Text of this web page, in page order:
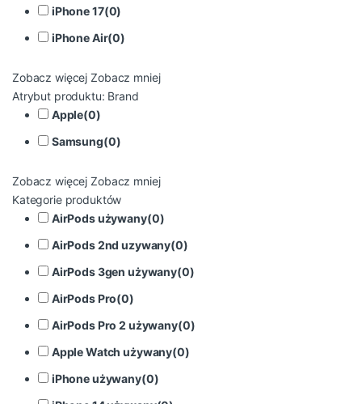
iPhone 17(0)
iPhone Air(0)
Zobacz więcej Zobacz mniej
Atrybut produktu: Brand
Apple(0)
Samsung(0)
Zobacz więcej Zobacz mniej
Kategorie produktów
AirPods używany(0)
AirPods 2nd uzywany(0)
AirPods 3gen używany(0)
AirPods Pro(0)
AirPods Pro 2 używany(0)
Apple Watch używany(0)
iPhone używany(0)